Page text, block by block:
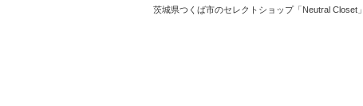
茨城県つくば市のセレクトショップ「Neutral